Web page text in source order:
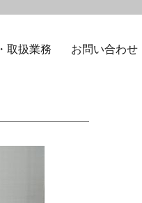
取扱業務 お問い合わせ